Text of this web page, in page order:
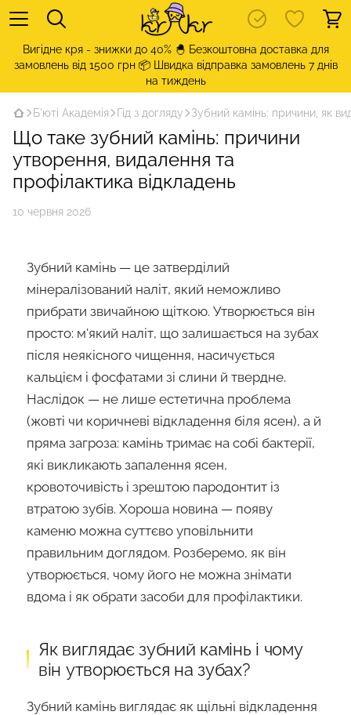
Вигідне кря - знижки до 40% 🐣 Безкоштовна доставка для
замовлень від 1500 грн 📦 Швидка відправка замовлень 7 днів
на тиждень
Б'юті Академія Гід з догляду Зубний камінь: причини, як
Що таке зубний камінь: причини
утворення, видалення та
профілактика відкладень
10 червня 2026
Зубний камінь — це затверділий
мінералізований наліт, який неможливо
прибрати звичайною щіткою. Утворюється він
просто: м'який наліт, що залишається на зубах
після неякісного чищення, насичується
кальцієм і фосфатами зі слини й твердне.
Наслідок — не лише естетична проблема
(жовті чи коричневі відкладення біля ясен), а й
пряма загроза: камінь тримає на собі бактерії,
які викликають запалення ясен,
кровоточивість і зрештою пародонтит із
втратою зубів. Хороша новина — появу
каменю можна суттєво уповільнити
правильним доглядом. Розберемо, як він
утворюється, чому його не можна знімати
вдома і як обрати засоби для профілактики.
Як виглядає зубний камінь і чому
він утворюється на зубах?
Зубний камінь виглядає як щільні відкладення